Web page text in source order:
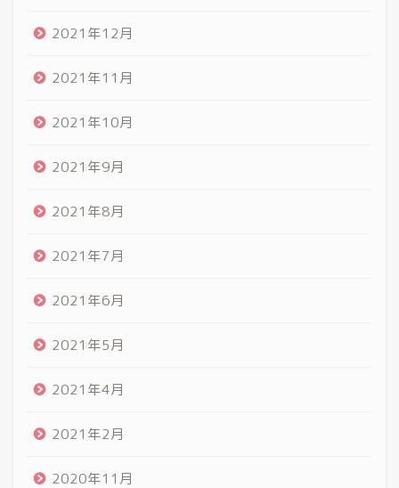
2021年12月
2021年11月
2021年10月
2021年9月
2021年8月
2021年7月
2021年6月
2021年5月
2021年4月
2021年2月
2020年11月